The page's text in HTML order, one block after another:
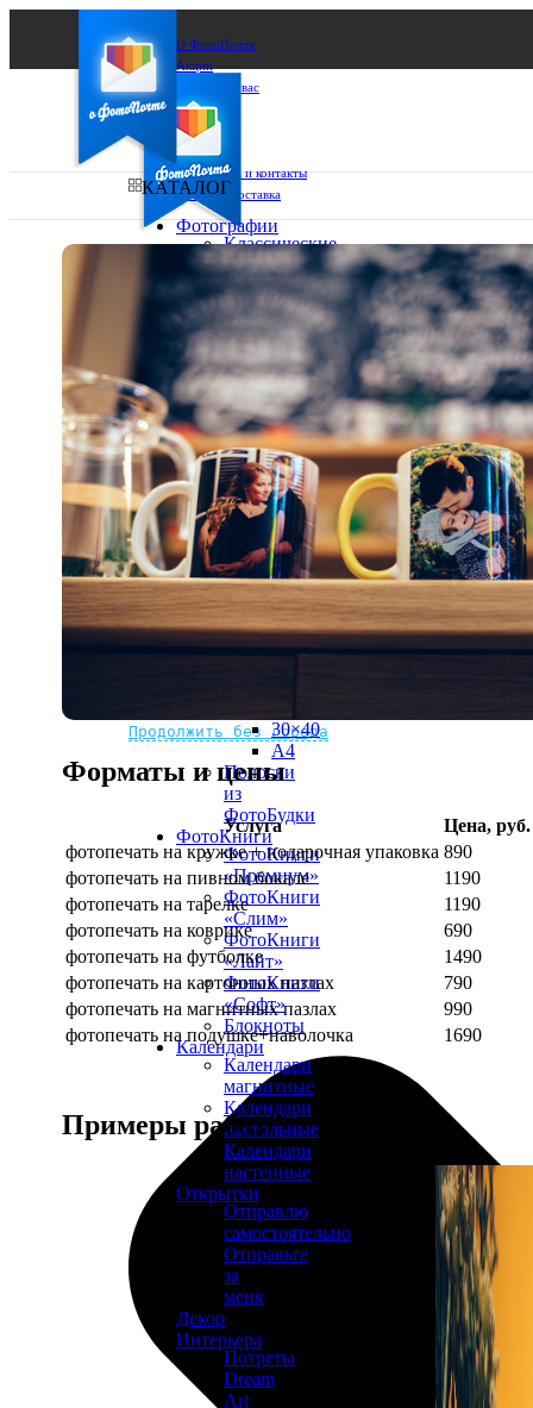
О ФотоПочте
Акции
Сделаем за вас
Бизнесу
FAQ
Франшиза
Поддержка и контакты
Оплата и доставка
Ваш город:
Ваш регион доставки
Выберите из списка:
Продолжить без города
КАТАЛОГ
Фотографии
Классические
фото
10х10
10х15
13х18
15х15
15х20
20х20
20х30
30х30
30х40
А4
Фото
в
рамке
10х10
10×15
13×18
15×15
15×20
30×40
A4
Полоски
из
ФотоБудки
ФотоКниги
ФотоКниги
«Премиум»
ФотоКниги
«Слим»
ФотоКниги
«Лайт»
ФотоКниги
«Софт»
Блокноты
Календари
Календари
магнитные
Календари
настольные
Календари
настенные
Открытки
Отправлю
самостоятельно
Отправьте
за
меня
Декор
Интерьера
Потреты
Dream
Art
Форматы и цены
Услуга
Цена, руб.
фотопечать на кружке + подарочная упаковка 890
фотопечать на пивном бокале
1190
фотопечать на тарелке
1190
фотопечать на коврике
690
фотопечать на футболке
1490
фотопечать на картонных пазлах
790
фотопечать на магнитных пазлах
990
фотопечать на подушке+наволочка
1690
Примеры работ